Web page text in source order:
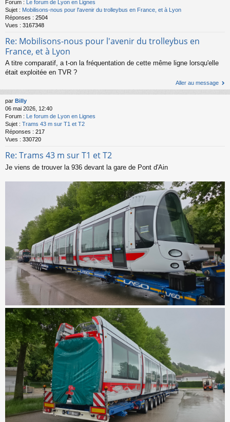
Forum :
Le forum de Lyon en Lignes
Sujet : Mobilisons-nous pour l'avenir du trolleybus en France, et à Lyon
Réponses : 2504
Vues : 3167348
Re: Mobilisons-nous pour l'avenir du trolleybus en
France, et à Lyon
A titre comparatif, a t-on la fréquentation de cette même ligne lorsqu'elle
était exploitée en TVR ?
Aller au message
par Billy
06 mai 2026, 12:40
Forum : Le forum de Lyon en Lignes
Sujet : Trams 43 m sur T1 et T2
Réponses : 217
Vues : 330720
Re: Trams 43 m sur T1 et T2
Je viens de trouver la 936 devant la gare de Pont d'Ain